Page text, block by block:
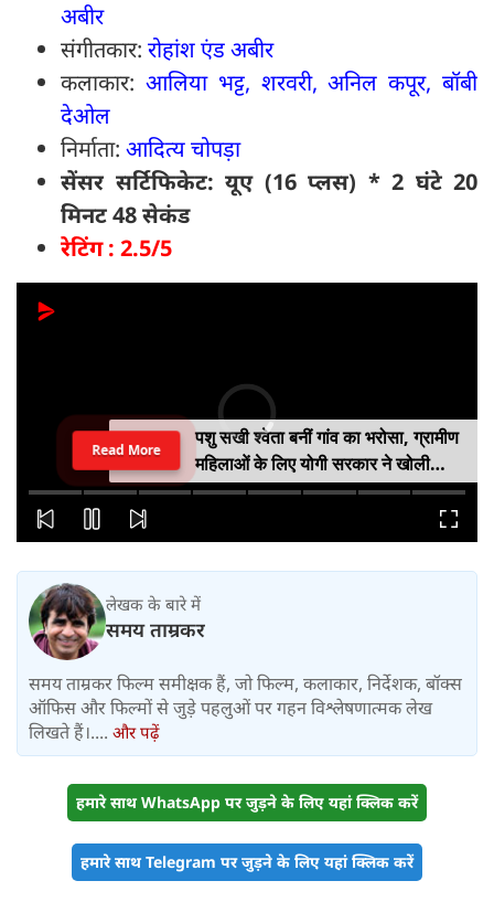
अबीर
संगीतकार: रोहांश एंड अबीर
कलाकार: आलिया भट्ट, शरवरी, अनिल कपूर, बॉबी
देओल
निर्माता: आदित्य चोपड़ा
सेंसर सर्टिफिकेट: यूए (16 प्लस) * 2 घंटे 20
मिनट 48 सेकंड
रेटिंग : 2.5/5
पशु सखी श्वेता बनीं गांव का भरोसा, ग्रामीण
Read More
लेखक के बारे में
समय ताम्रकर
समय ताम्रकर फिल्म समीक्षक हैं, जो फिल्म, कलाकार, निर्देशक, बॉक्स
ऑफिस और फिल्मों से जुड़े पहलुओं पर गहन विश्लेषणात्मक लेख
लिखते हैं।.... और पढ़ें
हमारे साथ WhatsApp पर जुड़ने के लिए यहां क्लिक करें
हमारे साथ Telegram पर जुड़ने के लिए यहां क्लिक करें